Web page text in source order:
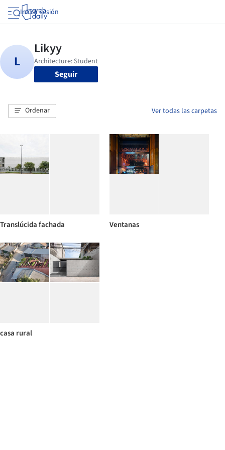
Iniciar sesión
Seguir
Ordenar Ver todas las carpetas
Translúcida fachada Ventanas
casa rural